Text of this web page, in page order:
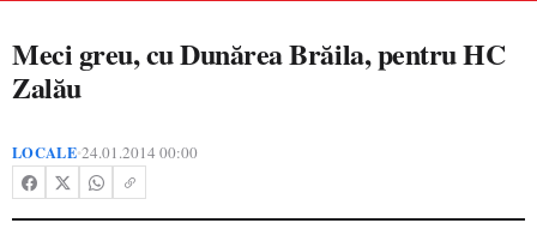
Meci greu, cu Dunărea Brăila, pentru HC
Zalău
LOCALE•24.01.2014 00:00